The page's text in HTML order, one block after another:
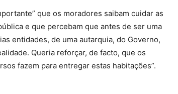
que os moradores saibam cuidar as
e que percebam que antes de ser uma
entidades, de uma autarquia, do Governo,
Queria reforçar, de facto, que os
fazem para entregar estas habitações”.